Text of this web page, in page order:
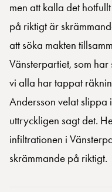
men att kalla det
på riktigt är
att söka makten
Vänsterpartiet, som
vi alla har tappat
Andersson velat slippa
uttryckligen sagt det.
infiltrationen i
skrämmande på riktigt.